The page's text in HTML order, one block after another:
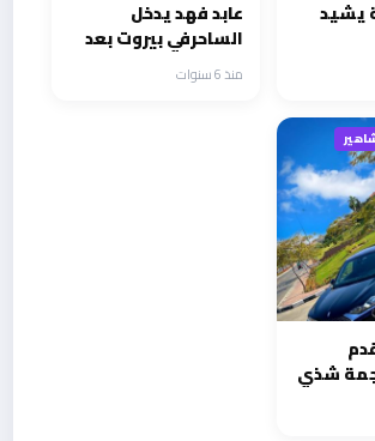
يشيد
عابد فهد يدخل
الساحرفي بيروت بعد
انتهاء هوسمنذ 6 سنوات
شذي